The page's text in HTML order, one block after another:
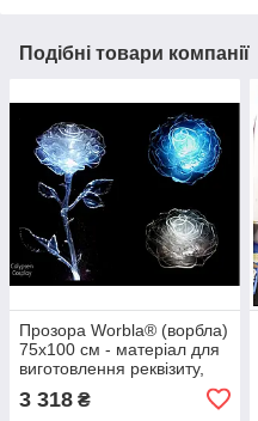
Подібні товари компанії
Прозора Worbla® (ворбла)
75x100 см - матеріал для
виготовлення реквізиту,
3 318 ₴